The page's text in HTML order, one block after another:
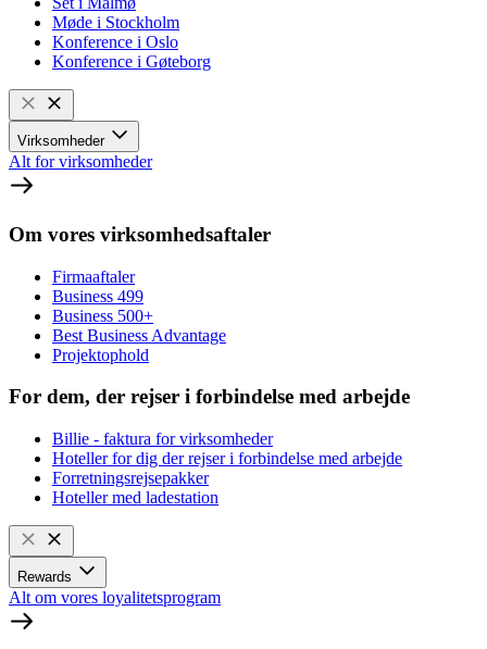
Møde i Stockholm
Konference i Oslo
Konference i Gøteborg
Virksomheder
Alt for virksomheder
Om vores virksomhedsaftaler
Firmaaftaler
Business 499
Business 500+
Best Business Advantage
Projektophold
For dem, der rejser i forbindelse med arbejde
Billie - faktura for virksomheder
Hoteller for dig der rejser i forbindelse med arbejde
Forretningsrejsepakker
Hoteller med ladestation
Rewards
Alt om vores loyalitetsprogram